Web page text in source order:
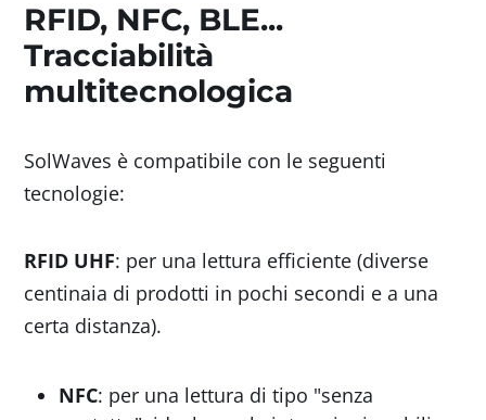
RFID, NFC, BLE...
Tracciabilità
multitecnologica
SolWaves è compatibile con le seguenti
tecnologie:
RFID UHF: per una lettura efficiente (diverse
centinaia di prodotti in pochi secondi e a una
certa distanza).
NFC: per una lettura di tipo "senza